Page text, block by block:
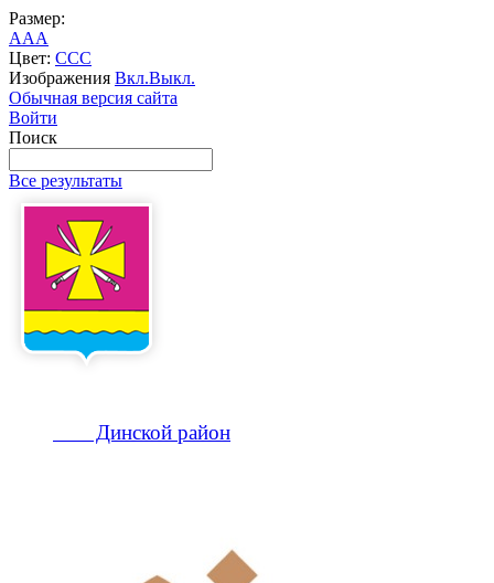
Размер:
AAA
Цвет: CCC
Изображения Вкл.Выкл.
Обычная версия сайта
Войти
Поиск
Все результаты
Динской район